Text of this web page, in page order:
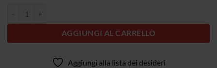
340,00€
AGGIUNGI AL CARRELLO
Aggiungi alla lista dei desideri